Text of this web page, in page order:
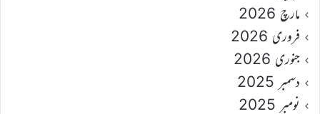
مارچ 2026
فروری 2026
جنوری 2026
دسمبر 2025
نومبر 2025